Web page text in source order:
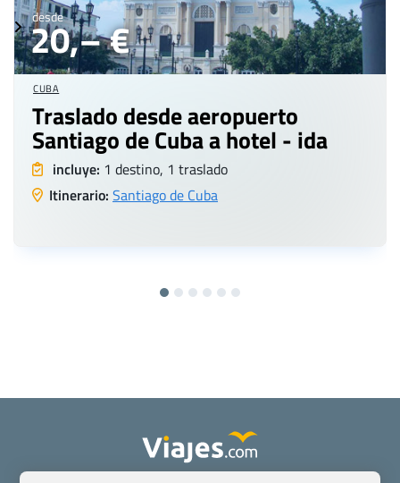
desde
20,– €
CUBA
Traslado desde aeropuerto
Santiago de Cuba a hotel - ida
incluye: 1 destino, 1 traslado
Itinerario: Santiago de Cuba